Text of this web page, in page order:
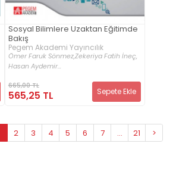
Sosyal Bilimlere Uzaktan Eğitimde
Bakış
Pegem Akademi Yayıncılık
Ömer Faruk Sönmez,Zekeriya Fatih İneç,
Hasan Aydemir...
665,00 TL
565,25 TL Sepete Ekle
2 3 4 5 6 7 ... 21 >